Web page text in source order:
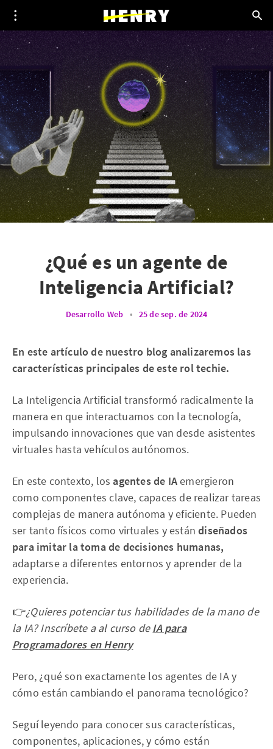
¿Qué es un agente de
Inteligencia Artificial?
Desarrollo Web • 25 de sep. de 2024
En este artículo de nuestro blog analizaremos las
características principales de este rol techie.
La Inteligencia Artificial transformó radicalmente la
manera en que interactuamos con la tecnología,
impulsando innovaciones que van desde asistentes
virtuales hasta vehículos autónomos.
En este contexto, los agentes de IAemergieron
como componentes clave, capaces de realizar tareas
complejas de manera autónoma y eficiente. Pueden
ser tanto físicos como virtuales y estándiseñados
para imitar la toma de decisiones humanas,
adaptarse a diferentes entornos y aprender de la
experiencia.
👉¿Quieres potenciar tus habilidades de la mano de
la IA? Inscríbete a al curso deIA para
Programadores en Henry
Pero, ¿qué son exactamente los agentes de IA y
cómo están cambiando el panorama tecnológico?
Seguí leyendo para conocer sus características,
componentes, aplicaciones, y cómo están